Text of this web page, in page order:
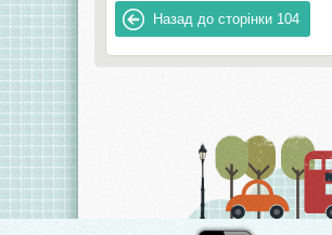
Назад до сторінки 104